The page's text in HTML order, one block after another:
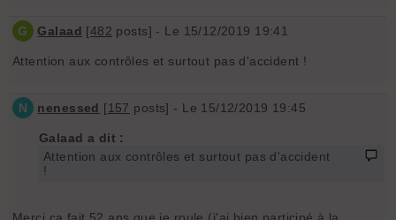
G Galaad [482 posts] - Le 15/12/2019 19:41
Attention aux contrôles et surtout pas d'accident !
N nenessed [157 posts] - Le 15/12/2019 19:45
Galaad a dit :
Attention aux contrôles et surtout pas d'accident
!
Merci ça fait 52 ans que je roule (j'ai bien participé à la